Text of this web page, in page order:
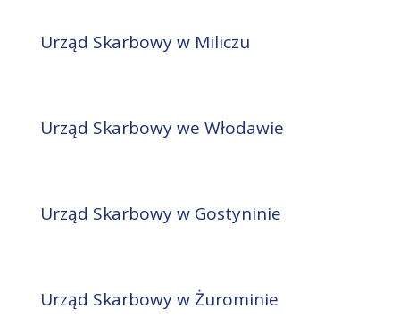
Urząd Skarbowy w Miliczu
Urząd Skarbowy we Włodawie
Urząd Skarbowy w Gostyninie
Urząd Skarbowy w Żurominie